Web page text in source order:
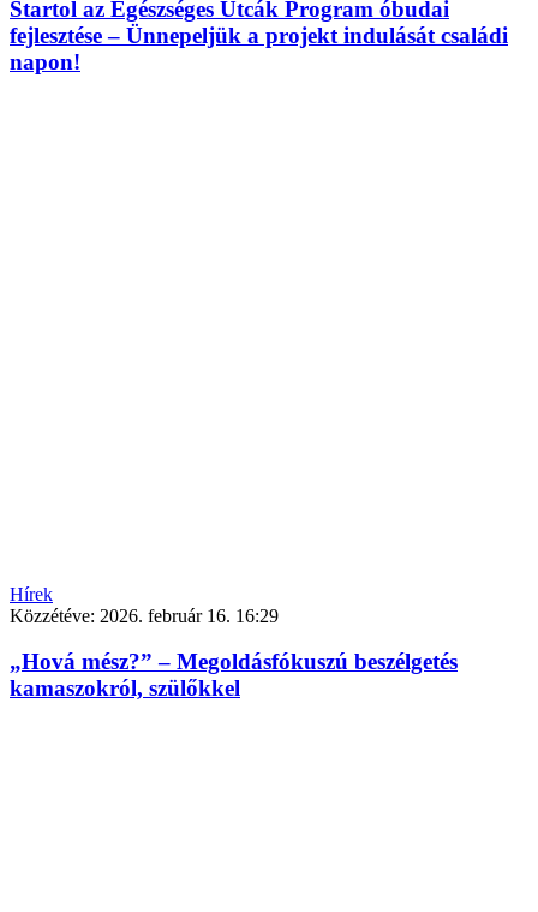
Startol az Egészséges Utcák Program óbudai
fejlesztése – Ünnepeljük a projekt indulását családi
napon!
Hírek
Közzétéve: 2026. február 16. 16:29
„Hová mész?” – Megoldásfókuszú beszélgetés
kamaszokról, szülőkkel